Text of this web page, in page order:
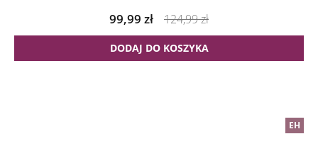
99,99 zł 124,99zł
DODAJ DO KOSZYKA
EH